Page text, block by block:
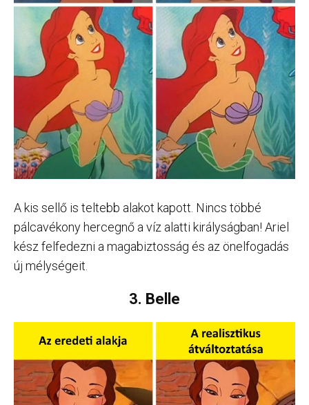
A kis sellő is teltebb alakot kapott. Nincs többé
pálcavékony hercegnő a víz alatti királyságban! Ariel
kész felfedezni a magabiztosság és az önelfogadás
új mélységeit.
3. Belle